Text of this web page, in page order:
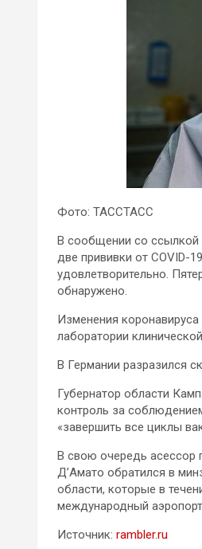
Фото: ТАССТАСС
В сообщении со ссылкой
две прививки от COVID-
удовлетворительно.
обнаружено.
Изменения
лаборатории
В Германии разразился
Губернатор области
контроль за
«завершить все циклы
В свою очередь асессор
Д’Амато обратился в
области, которые в
международный
Источник: rambler.ru